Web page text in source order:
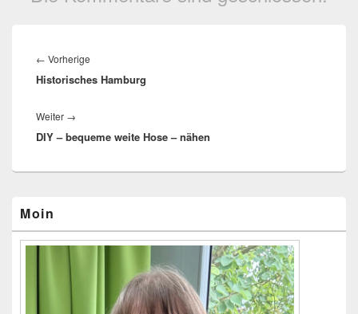
← Vorherige
Beitrag:
Historisches Hamburg
Weiter →
Beitrag:
DIY – bequeme weite Hose – nähen
Seitenleisten-
Widgetbereich
Moin